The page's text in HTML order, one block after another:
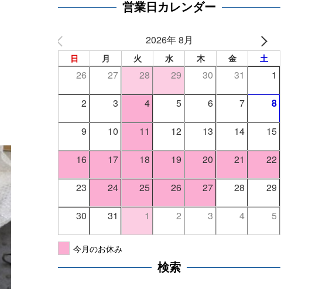
営業日カレンダー
2026年 8月
日 月 火 水 木 金 土
26 27 28 29 30 31 1
2 3 4 5 6 7 8
9 10 11 12 13 14 15
16 17 18 19 20 21 22
23 24 25 26 27 28 29
30 31 1 2 3 4 5
今月のお休み
検索